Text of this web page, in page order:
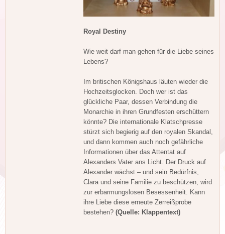
Royal Destiny
Wie weit darf man gehen für die Liebe seines
Lebens?
Im britischen Königshaus läuten wieder die
Hochzeitsglocken. Doch wer ist das
glückliche Paar, dessen Verbindung die
Monarchie in ihren Grundfesten erschüttern
könnte? Die internationale Klatschpresse
stürzt sich begierig auf den royalen Skandal,
und dann kommen auch noch gefährliche
Informationen über das Attentat auf
Alexanders Vater ans Licht. Der Druck auf
Alexander wächst – und sein Bedürfnis,
Clara und seine Familie zu beschützen, wird
zur erbarmungslosen Besessenheit. Kann
ihre Liebe diese erneute Zerreißprobe
bestehen? (Quelle: Klappentext)